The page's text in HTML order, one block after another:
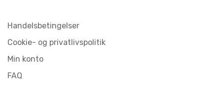
Handelsbetingelser
Cookie- og privatlivspolitik
Min konto
FAQ